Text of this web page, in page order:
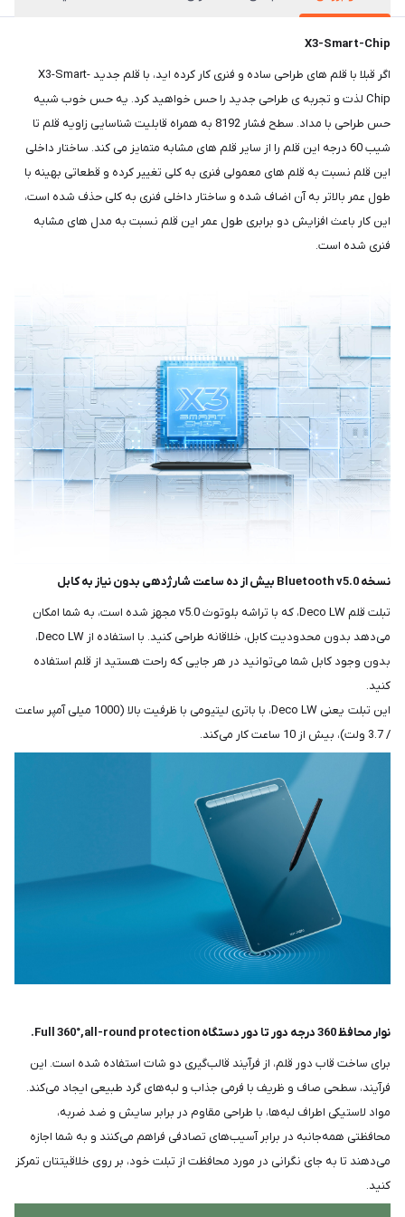
X3-Smart-Chip
اگر قبلا با قلم های طراحی ساده و فنری کار کرده اید، با قلم جدید X3-Smart-
Chip لذت و تجربه ی طراحی جدید را حس خواهید کرد. یه حس خوب شبیه
حس طراحی با مداد. سطح فشار 8192 به همراه قابلیت شناسایی زاویه قلم تا
شیب 60 درجه این قلم را از سایر قلم های مشابه متمایز می کند. ساختار داخلی
این قلم نسبت به قلم های معمولی فنری به کلی تغییر کرده و قطعاتی بهینه با
طول عمر بالاتر به آن اضاف شده و ساختار داخلی فنری به کلی حذف شده است،
این کار باعث افزایش دو برابری طول عمر این قلم نسبت به مدل های مشابه
فنری شده است.
نسخه Bluetooth v5.0 بیش از ده ساعت شارژدهی بدون نیاز به کابل
تبلت قلم Deco LW، که با تراشه بلوتوث v5.0 مجهز شده است، به شما امکان
می‌دهد بدون محدودیت کابل، خلاقانه طراحی کنید. با استفاده از Deco LW،
بدون وجود کابل شما می‌توانید در هر جایی که راحت هستید از قلم استفاده
کنید.
این تبلت یعنی Deco LW، با باتری لیتیومی با ظرفیت بالا (1000 میلی آمپر ساعت
/ 3.7 ولت)، بیش از 10 ساعت کار می‌کند.
نوار محافظ 360 درجه دور تا دور دستگاه Full 360°,all-round protection.
برای ساخت قاب دور قلم، از فرآیند قالب‌گیری دو شات استفاده شده است. این
فرآیند، سطحی صاف و ظریف با فرمی جذاب و لبه‌های گرد طبیعی ایجاد می‌کند.
مواد لاستیکی اطراف لبه‌ها، با طراحی مقاوم در برابر سایش و ضد ضربه،
محافظتی همه‌جانبه در برابر آسیب‌های تصادفی فراهم می‌کنند و به شما اجازه
می‌دهند تا به جای نگرانی در مورد محافظت از تبلت خود، بر روی خلاقیتتان تمرکز
کنید.